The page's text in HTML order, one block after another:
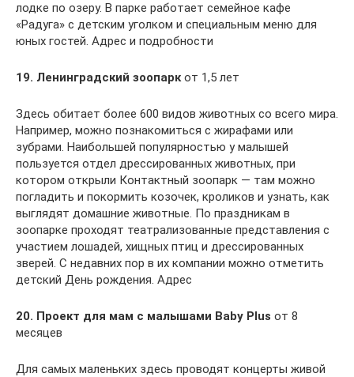
лодке по озеру. В парке работает семейное кафе
«Радуга» с детским уголком и специальным меню для
юных гостей. Адрес и подробности
19. Ленинградский зоопаркот 1,5 лет
Здесь обитает более 600 видов животных со всего мира.
Например, можно познакомиться с жирафами или
зубрами. Наибольшей популярностью у малышей
пользуется отдел дрессированных животных, при
котором открыли Контактный зоопарк — там можно
погладить и покормить козочек, кроликов и узнать, как
выглядят домашние животные. По праздникам в
зоопарке проходят театрализованные представления с
участием лошадей, хищных птиц и дрессированных
зверей. С недавних пор в их компании можно отметить
детский День рождения. Адрес
20. Проект для мам с малышами Baby Plus от 8
месяцев
Для самых маленьких здесь проводят концерты живой